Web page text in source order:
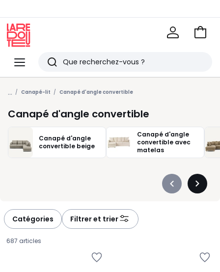
Menu
Redoute
Rechercher
Derniers
articles
vus
Voir
... Canapé-lit Canapé d'angle convertible
Canapé d'angle convertible
Canapé d'angle
convertible beige
Canapé d'angle
convertible avec
matelas
Précédent
Catégories Filtrer et trier
687 articles